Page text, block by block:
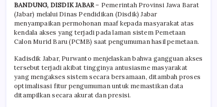
BANDUNG, DISDIK JABAR– Pemerintah Provinsi Jawa Barat
(Jabar) melalui Dinas Pendidikan (Disdik) Jabar
menyampaikan permohonan maaf kepada masyarakat atas
kendala akses yang terjadi pada laman sistem Pemetaan
Calon Murid Baru (PCMB) saat pengumuman hasil pemetaan.
Kadisdik Jabar, Purwanto menjelaskan bahwa gangguan akses
tersebut terjadi akibat tingginya antusiasme masyarakat
yang mengakses sistem secara bersamaan, ditambah proses
optimalisasi fitur pengumuman untuk memastikan data
ditampilkan secara akurat dan presisi.